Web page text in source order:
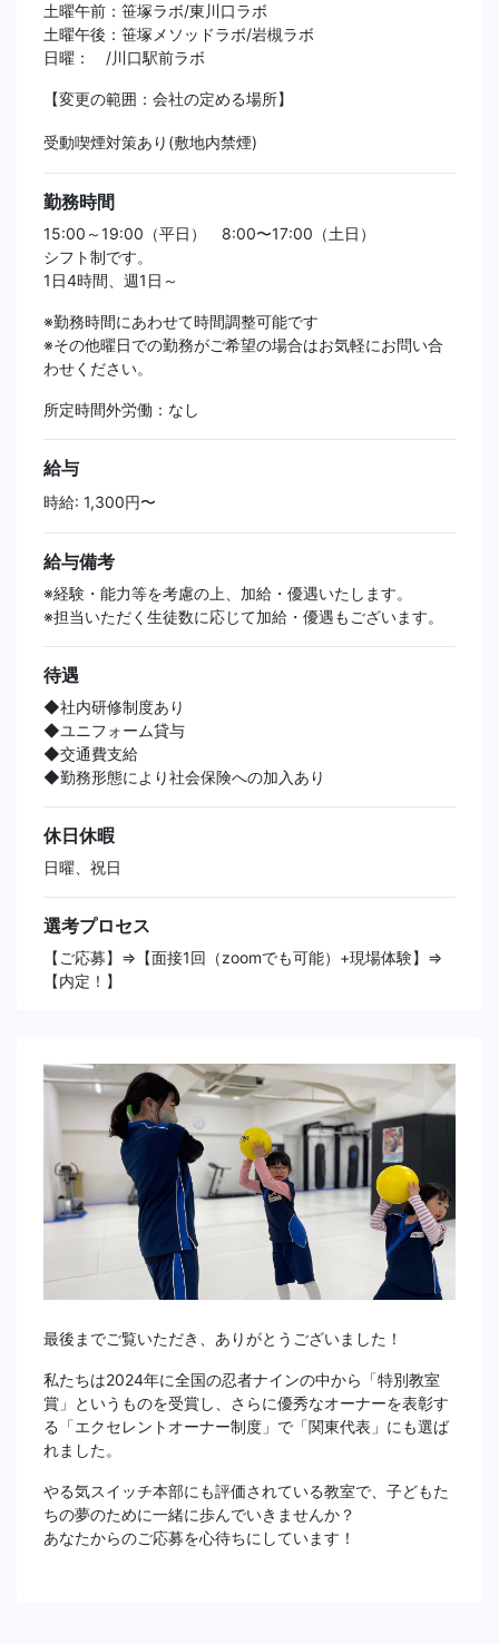
土曜午前：笹塚ラボ/東川口ラボ
土曜午後：笹塚メソッドラボ/岩槻ラボ
日曜： /川口駅前ラボ
【変更の範囲：会社の定める場所】
受動喫煙対策あり(敷地内禁煙)
勤務時間
15:00～19:00（平日） 8:00〜17:00（土日）
シフト制です。
1日4時間、週1日～
※勤務時間にあわせて時間調整可能です
※その他曜日での勤務がご希望の場合はお気軽にお問い合
わせください。
所定時間外労働：なし
給与
時給: 1,300円〜
給与備考
※経験・能力等を考慮の上、加給・優遇いたします。
※担当いただく生徒数に応じて加給・優遇もございます。
待遇
◆社内研修制度あり
◆ユニフォーム貸与
◆交通費支給
◆勤務形態により社会保険への加入あり
休日休暇
日曜、祝日
選考プロセス
【ご応募】⇒【面接1回（zoomでも可能）+現場体験】⇒
【内定！】
最後までご覧いただき、ありがとうございました！
私たちは2024年に全国の忍者ナインの中から「特別教室
賞」というものを受賞し、さらに優秀なオーナーを表彰す
る「エクセレントオーナー制度」で「関東代表」にも選ば
れました。
やる気スイッチ本部にも評価されている教室で、子どもた
ちの夢のために一緒に歩んでいきませんか？
あなたからのご応募を心待ちにしています！